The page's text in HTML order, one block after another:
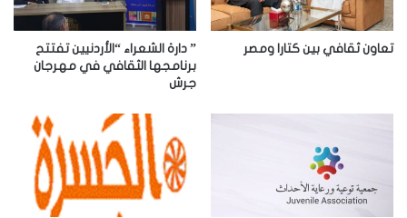
ت
ر
تعاون ثقافي بين كتارا ومصر
” دارة الشعراء “الأردنيين تفتتح
برنامجها الثقافي في مهرجان
جرش